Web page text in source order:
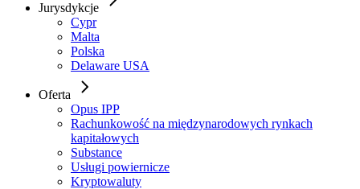
Jurysdykcje
Cypr
Malta
Polska
Delaware USA
Oferta
Opus IPP
Rachunkowość na międzynarodowych rynkach
kapitałowych
Substance
Usługi powiernicze
Kryptowaluty